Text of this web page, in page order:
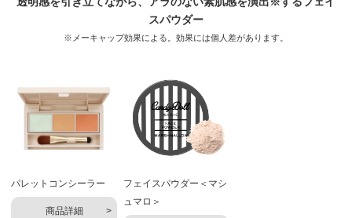
スパウダー
※メーキャップ効果による。効果には個人差があります。
パレットコンシーラー
商品詳細
フェイスパウダー＜マシ
ュマロ＞